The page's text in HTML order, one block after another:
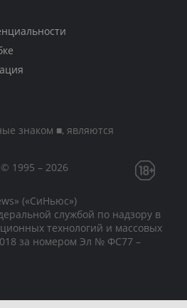
знаком ■, являются
1995 – 2026
(«СиНьюс»)
службой по надзору в
технологий и массовых
за номером Эл № ФС77 –